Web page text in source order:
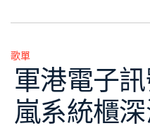
Posted
in
歌單
軍港電子
嵐系統櫃